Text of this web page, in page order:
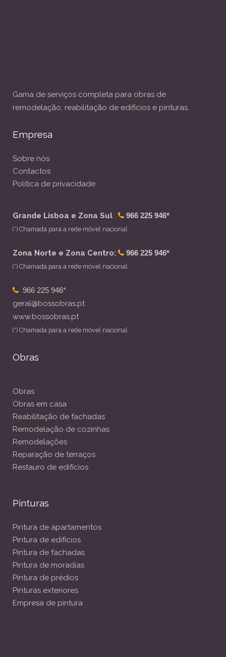
Gama de serviços completa para obras de
remodelação, reabilitação de edifícios e pinturas.
Empresa
Sobre nós
Contactos
Política de privacidade
Grande Lisboa e Zona Sul : 966 225 946*
(*) Chamada para a rede móvel nacional
Zona Norte e Zona Centro: 966 225 946*
(*) Chamada para a rede móvel nacional
966 225 946*
geral@bossobras.pt
www.bossobras.pt
(*) Chamada para a rede móvel nacional
Obras
Obras
Obras em casa
Reabilitação de fachadas
Remodelação de cozinhas
Remodelações
Reparação de terraços
Restauro de edifícios
Pinturas
Pintura de apartamentos
Pintura de edifícios
Pintura de fachadas
Pintura de moradias
Pintura de prédios
Pinturas exteriores
Empresa de pintura